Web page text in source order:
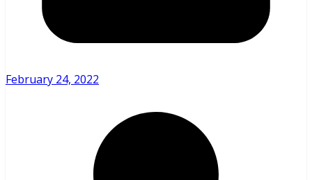
February 24, 2022